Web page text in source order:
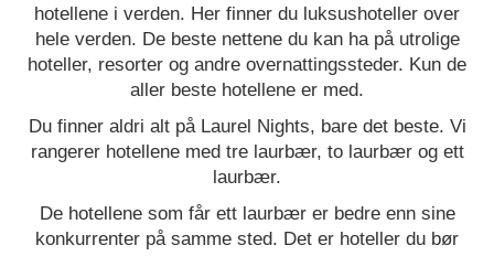
hotellene i verden. Her finner du luksushoteller over
hele verden. De beste nettene du kan ha på utrolige
hoteller, resorter og andre overnattingssteder. Kun de
aller beste hotellene er med.
Du finner aldri alt på Laurel Nights, bare det beste. Vi
rangerer hotellene med tre laurbær, to laurbær og ett
laurbær.
De hotellene som får ett laurbær er bedre enn sine
konkurrenter på samme sted. Det er hoteller du bør